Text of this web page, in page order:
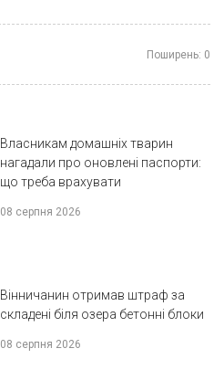
Поширень: 0
Власникам домашніх тварин
нагадали про оновлені паспорти:
що треба врахувати
08 серпня 2026
Вінничанин отримав штраф за
складені біля озера бетонні блоки
08 серпня 2026